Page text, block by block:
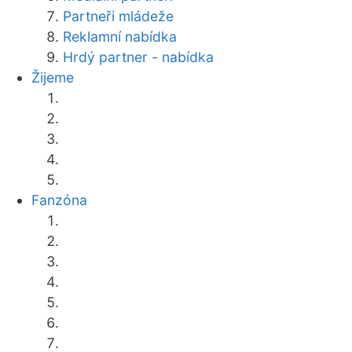
Partneři mládeže
Reklamní nabídka
Hrdý partner - nabídka
Žijeme
Fanzóna